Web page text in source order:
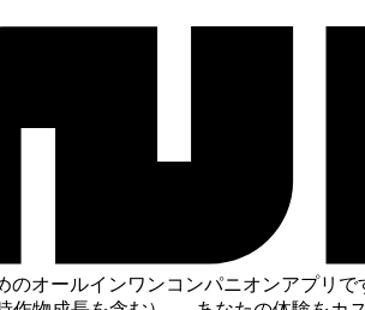
のオールインワンコンパニオンアプリで